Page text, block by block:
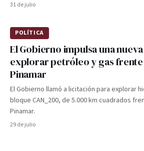
31 de julio
POLÍTICA
El Gobierno impulsa una
explorar petróleo y gas frente
Pinamar
El Gobierno llamó a licitación para explorar
bloque CAN_200, de 5.000 km cuadrados
Pinamar.
29 de julio